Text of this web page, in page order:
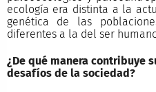
ecología era distinta a la
genética de las
diferentes a la del ser
¿De qué manera contribuye
desafíos de la sociedad?